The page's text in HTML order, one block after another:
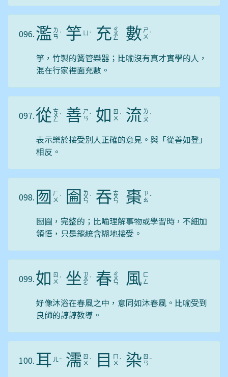
096.濫 ㄌ
ㄢ ˋ 竽 ˊ 充 ㄔ
ㄨ
ㄥ 數 ㄕ
ㄨ ˋ
竽，竹製的簧管樂器；比喻沒有真才實學的人，
混在行家裡面充數。
097.從 ㄘ
ㄨ
ㄥ
ˊ 善 ㄕ
ㄢ ˋ 如 ㄖ
ㄨ ˊ 流 ㄌ
ㄧ
ㄡ
ˊ
表示樂於接受別人正確的意見。與「從善如登」
相反。
098. 囫
ㄏ
ㄨ ˊ 圇 ㄌ
ㄨ
ㄣ
ˊ 吞 ㄊ
ㄨ
ㄣ 棗 ㄗ
ㄠ ˇ
囫圇，完整的；比喻理解事物或學習時，不細加
領悟，只是籠統含糊地接受。
099.如 ㄖ
ㄨ ˊ 坐 ㄗ
ㄨ
ㄛ
ˋ 春 ㄔ
ㄨ
ㄣ 風 ㄈ
ㄥ
好像沐浴在春風之中，意同如沐春風。比喻受到
良師的諄諄教導。
100.耳 ㄦ ˇ 濡 ㄖ
ㄨ ˊ 目
ㄇ
ㄨ ˋ 染 ㄖ
ㄢ ˇ